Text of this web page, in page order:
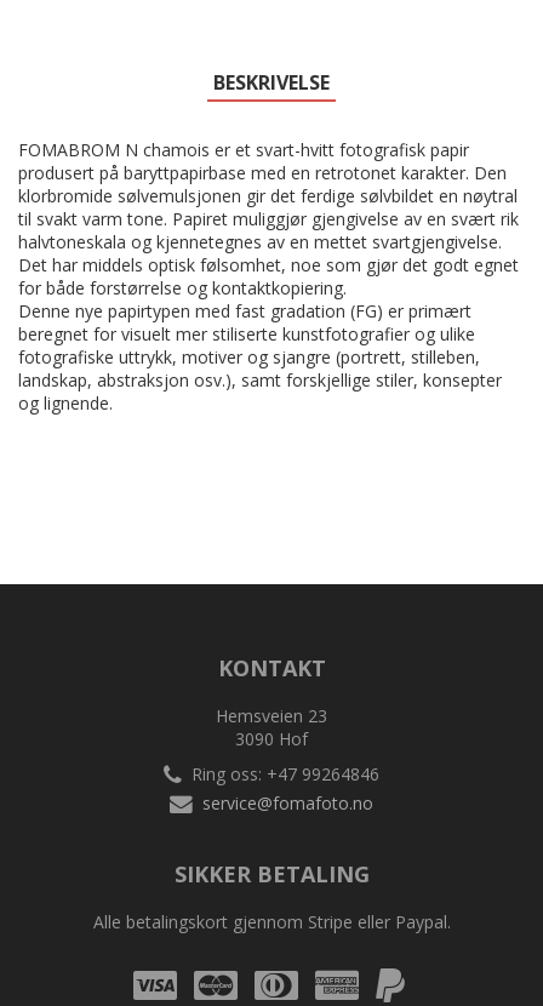
BESKRIVELSE
FOMABROM N chamois er et svart-hvitt fotografisk papir
produsert på baryttpapirbase med en retrotonet karakter. Den
klorbromide sølvemulsjonen gir det ferdige sølvbildet en nøytral
til svakt varm tone. Papiret muliggjør gjengivelse av en svært rik
halvtoneskala og kjennetegnes av en mettet svartgjengivelse.
Det har middels optisk følsomhet, noe som gjør det godt egnet
for både forstørrelse og kontaktkopiering.
Denne nye papirtypen med fast gradation (FG) er primært
beregnet for visuelt mer stiliserte kunstfotografier og ulike
fotografiske uttrykk, motiver og sjangre (portrett, stilleben,
landskap, abstraksjon osv.), samt forskjellige stiler, konsepter
og lignende.
KONTAKT
Hemsveien 23
3090 Hof
Ring oss: +47 99264846
service@fomafoto.no
SIKKER BETALING
Alle betalingskort gjennom Stripe eller Paypal.
Visa Mastercard
Diners AmexAmex